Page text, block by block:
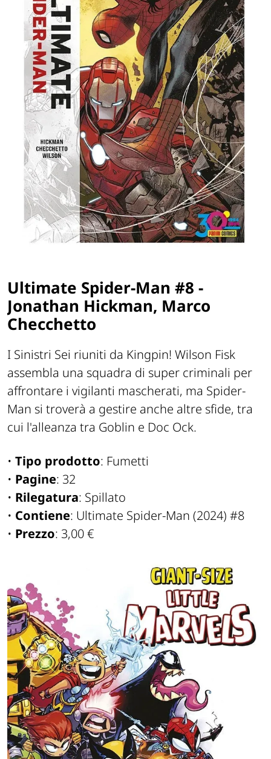
Ultimate Spider-Man #8 -
Jonathan Hickman, Marco
Checchetto
I Sinistri Sei riuniti da Kingpin! Wilson Fisk
assembla una squadra di super criminali per
affrontare i vigilanti mascherati, ma Spider-
Man si troverà a gestire anche altre sfide, tra
cui l'alleanza tra Goblin e Doc Ock.
• Tipo prodotto: Fumetti
• Pagine: 32
• Rilegatura: Spillato
• Contiene: Ultimate Spider-Man (2024) #8
• Prezzo: 3,00 €